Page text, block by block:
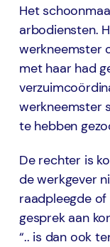
Het
arbodiensten.
werkneemster
met haar had
werkneemster
te hebben
De rechter is
de werkgever
raadpleegde
gesprek aan
“.. is dan ook